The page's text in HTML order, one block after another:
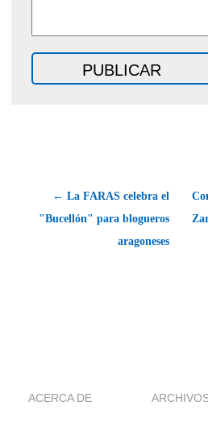
← La FARAS celebra el
"Bucellón" para blogueros
aragoneses
ACERCA DE